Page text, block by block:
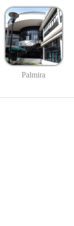
Palmira